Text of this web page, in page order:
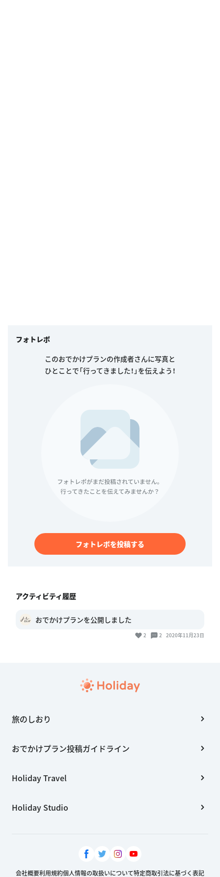
フォトレポ
このおでかけプランの作成者さんに写真と
ひとことで「行ってきました！」を伝えよう！
フォトレポを投稿する
アクティビティ履歴
おでかけプランを公開しました
2 2 2020年11月23日
旅のしおり
おでかけプラン投稿ガイドライン
Holiday Travel
Holiday Studio
会社概要利用規約個人情報の取扱いについて特定商取引法に基づく表記